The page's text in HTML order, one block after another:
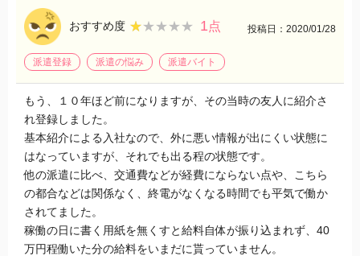
おすすめ度 ★★★★★
★★★★★ 1点 投稿日：2020/01/28
派遣登録 派遣の悩み 派遣バイト
もう、１０年ほど前になりますが、その当時の友人に紹介さ
れ登録しました。
基本紹介による入社なので、外に悪い情報が出にくい状態に
はなっていますが、それでも出る程の状態です。
他の派遣に比べ、交通費などが経費にならない点や、こちら
の都合などは関係なく、終電がなくなる時間でも平気で働か
されてました。
稼働の日に書く用紙を無くすと給料自体が振り込まれず、40
万円程働いた分の給料をいまだに貰っていません。